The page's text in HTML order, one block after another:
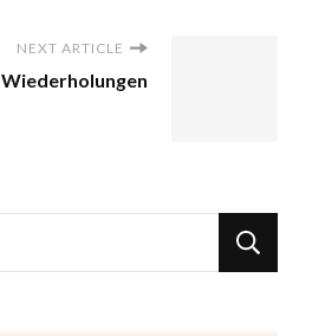
NEXT ARTICLE
Wiederholungen